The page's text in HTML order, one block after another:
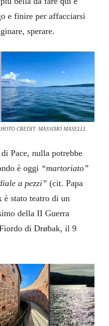
e finire per affacciarsi
sperare.
CREDIT: MASSIMO MASELLI.
Pace, nulla potrebbe
è oggi “martoriato”
a pezzi” (cit. Papa
è stato teatro di un
della II Guerra
di Drøbak, il 9